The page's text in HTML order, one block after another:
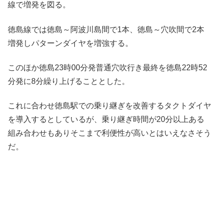
線で増発を図る。
徳島線では徳島～阿波川島間で1本、徳島～穴吹間で2本
増発しパターンダイヤを増強する。
このほか徳島23時00分発普通穴吹行き最終を徳島22時52
分発に8分繰り上げることとした。
これに合わせ徳島駅での乗り継ぎを改善するタクトダイヤ
を導入するとしているが、乗り継ぎ時間が20分以上ある
組み合わせもありそこまで利便性が高いとはいえなさそう
だ。